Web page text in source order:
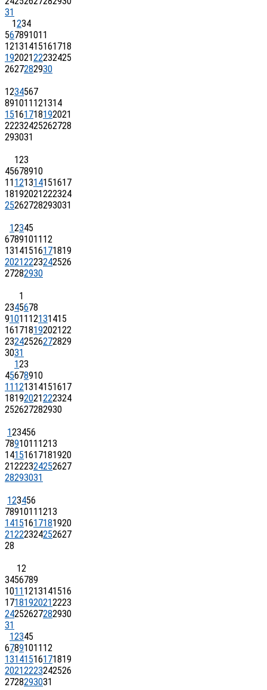
31
1234
567891011
12131415161718
19202122232425
2627282930
1234567
891011 121314
15161718192021
22232425262728
293031
123
45678910
11 121314151617
18192021222324
25262728293031
12345
67891011 12
13141516171819
20212223242526
27282930
1
2345678
91011 12131415
16171819202122
23242526272829
3031
123
45678910
11 121314151617
18192021222324
252627282930
123456
7891011 1213
14151617181920
21222324252627
28293031
123456
7891011 1213
14151617181920
21222324252627
28
12
3456789
1011 1213141516
17181920212223
24252627282930
31
12345
67891011 12
13141516171819
20212223242526
2728293031